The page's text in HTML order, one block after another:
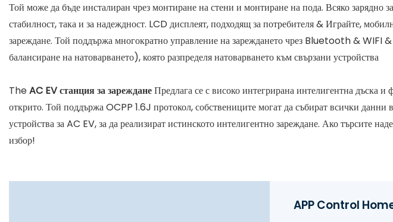
Той може да бъде инсталиран чрез монтиране на стени и монтиране на пода. Всяко зарядно
стабилност, така и за надеждност. LCD дисплеят, подходящ за потребителя & Играйте,
зареждане. Той поддържа многократно управление на зареждането чрез Bluetooth &
балансиране на натоварването), която разпределя натоварването към свързани устройства
TheAC EV станция за зарежданеПредлага се с високо интегрирана интелигентна
открито. Той поддържа OCPP 1.6J протокол, собствениците могат да събират всички данни
устройства за AC EV, за да реализират истинското интелигентно зареждане. Ако търсите
избор!
APP Control